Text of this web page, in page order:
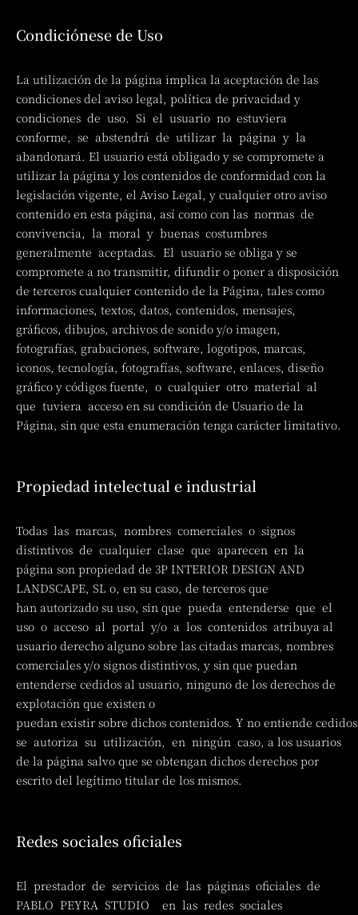
Condiciónese de Uso
La utilización de la página implica la aceptación de las
condiciones del aviso legal, política de privacidad y
condiciones de uso. Si el usuario no estuviera
conforme, se abstendrá de utilizar la página y la
abandonará. El usuario está obligado y se compromete a
utilizar la página y los contenidos de conformidad con la
legislación vigente, el Aviso Legal, y cualquier otro aviso
contenido en esta página, así como con las normas de
convivencia, la moral y buenas costumbres
generalmente aceptadas. El usuario se obliga y se
compromete a no transmitir, difundir o poner a disposición
de terceros cualquier contenido de la Página, tales como
informaciones, textos, datos, contenidos, mensajes,
gráficos, dibujos, archivos de sonido y/o imagen,
fotografías, grabaciones, software, logotipos, marcas,
iconos, tecnología, fotografías, software, enlaces, diseño
gráfico y códigos fuente, o cualquier otro material al
que tuviera acceso en su condición de Usuario de la
Página, sin que esta enumeración tenga carácter limitativo.
Propiedad intelectual e industrial
Todas las marcas, nombres comerciales o signos
distintivos de cualquier clase que aparecen en la
página son propiedad de 3P INTERIOR DESIGN AND
LANDSCAPE, SL o, en su caso, de terceros que
han autorizado su uso, sin que pueda entenderse que el
uso o acceso al portal y/o a los contenidos atribuya al
usuario derecho alguno sobre las citadas marcas, nombres
comerciales y/o signos distintivos, y sin que puedan
entenderse cedidos al usuario, ninguno de los derechos de
explotación que existen o
puedan existir sobre dichos contenidos. Y no entiende
se autoriza su utilización, en ningún caso, a los usuarios
de la página salvo que se obtengan dichos derechos por
escrito del legítimo titular de los mismos.
Redes sociales oficiales
El prestador de servicios de las páginas oficiales de
PABLO PEYRA STUDIO en las redes sociales